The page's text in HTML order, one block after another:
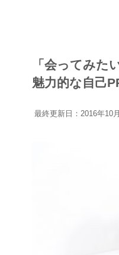
「会ってみ
魅力的な自己
最終更新日：2016年10